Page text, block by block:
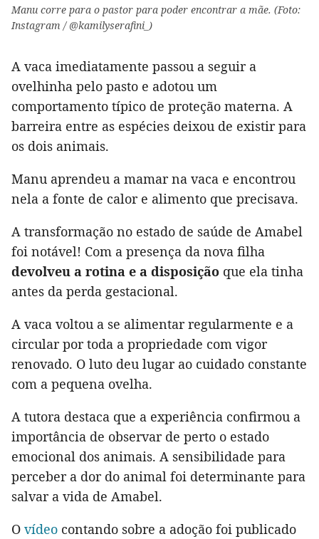
Manu corre para o pastor para poder encontrar a mãe. (Foto:
Instagram / @kamilyserafini_)
A vaca imediatamente passou a seguir a
ovelhinha pelo pasto e adotou um
comportamento típico de proteção materna. A
barreira entre as espécies deixou de existir para
os dois animais.
Manu aprendeu a mamar na vaca e encontrou
nela a fonte de calor e alimento que precisava.
A transformação no estado de saúde de Amabel
foi notável! Com a presença da nova filha
devolveu a rotina e a disposição que ela tinha
antes da perda gestacional.
A vaca voltou a se alimentar regularmente e a
circular por toda a propriedade com vigor
renovado. O luto deu lugar ao cuidado constante
com a pequena ovelha.
A tutora destaca que a experiência confirmou a
importância de observar de perto o estado
emocional dos animais. A sensibilidade para
perceber a dor do animal foi determinante para
salvar a vida de Amabel.
O vídeo contando sobre a adoção foi publicado